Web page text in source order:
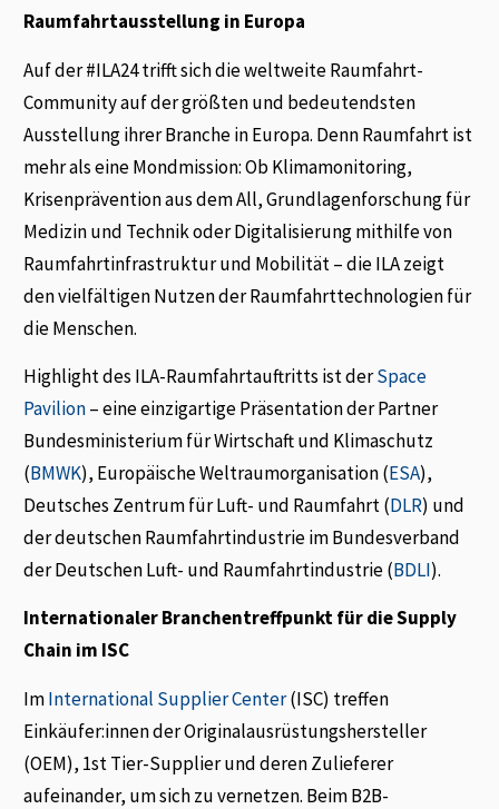
Raumfahrtausstellung in Europa
Auf der #ILA24 trifft sich die weltweite Raumfahrt-
Community auf der größten und bedeutendsten
Ausstellung ihrer Branche in Europa. Denn Raumfahrt ist
mehr als eine Mondmission: Ob Klimamonitoring,
Krisenprävention aus dem All, Grundlagenforschung für
Medizin und Technik oder Digitalisierung mithilfe von
Raumfahrtinfrastruktur und Mobilität – die ILA zeigt
den vielfältigen Nutzen der Raumfahrttechnologien für
die Menschen.
Highlight des ILA-Raumfahrtauftritts ist derSpace
Pavilion– eine einzigartige Präsentation der Partner
Bundesministerium für Wirtschaft und Klimaschutz
(BMWK), Europäische Weltraumorganisation (ESA),
Deutsches Zentrum für Luft- und Raumfahrt (DLR) und
der deutschen Raumfahrtindustrie im Bundesverband
der Deutschen Luft- und Raumfahrtindustrie (BDLI).
Internationaler Branchentreffpunkt für die Supply
Chain im ISC
ImInternational Supplier Center(ISC) treffen
Einkäufer:innen der Originalausrüstungshersteller
(OEM), 1st Tier-Supplier und deren Zulieferer
aufeinander, um sich zu vernetzen. Beim B2B-